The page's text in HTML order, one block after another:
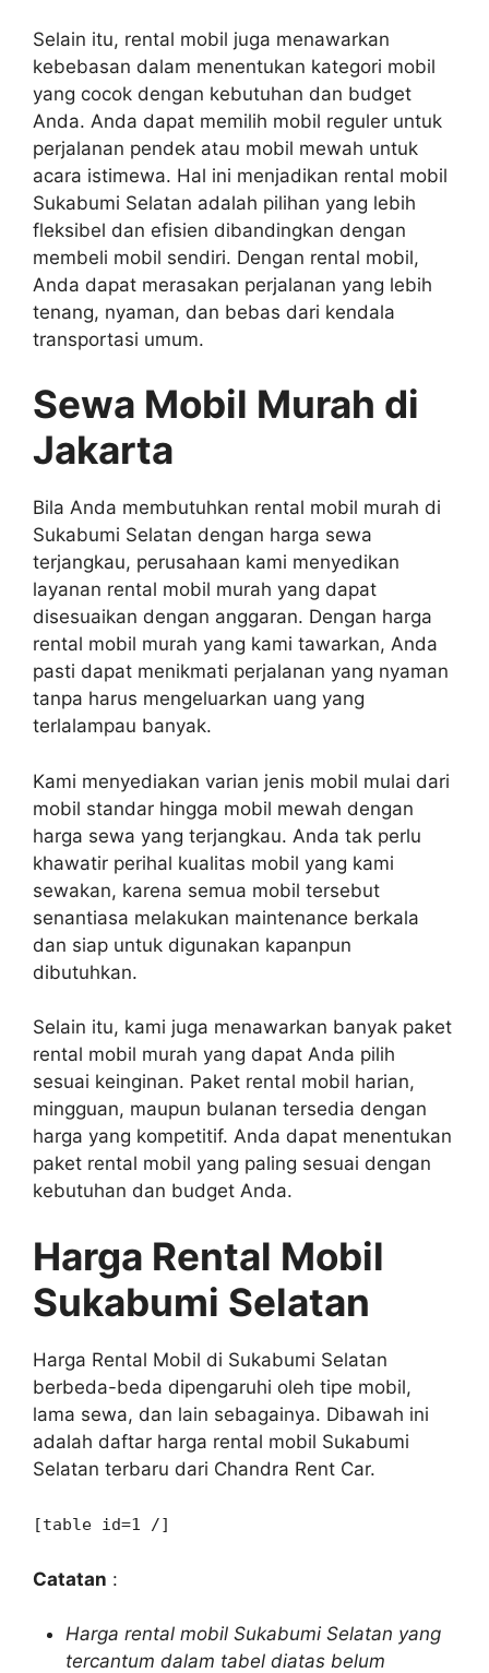
Selain itu, rental mobil juga menawarkan
kebebasan dalam menentukan kategori mobil
yang cocok dengan kebutuhan dan budget
Anda. Anda dapat memilih mobil reguler untuk
perjalanan pendek atau mobil mewah untuk
acara istimewa. Hal ini menjadikan rental mobil
Sukabumi Selatan adalah pilihan yang lebih
fleksibel dan efisien dibandingkan dengan
membeli mobil sendiri. Dengan rental mobil,
Anda dapat merasakan perjalanan yang lebih
tenang, nyaman, dan bebas dari kendala
transportasi umum.
Sewa Mobil Murah di
Jakarta
Bila Anda membutuhkan rental mobil murah di
Sukabumi Selatan dengan harga sewa
terjangkau, perusahaan kami menyedikan
layanan rental mobil murah yang dapat
disesuaikan dengan anggaran. Dengan harga
rental mobil murah yang kami tawarkan, Anda
pasti dapat menikmati perjalanan yang nyaman
tanpa harus mengeluarkan uang yang
terlalampau banyak.
Kami menyediakan varian jenis mobil mulai dari
mobil standar hingga mobil mewah dengan
harga sewa yang terjangkau. Anda tak perlu
khawatir perihal kualitas mobil yang kami
sewakan, karena semua mobil tersebut
senantiasa melakukan maintenance berkala
dan siap untuk digunakan kapanpun
dibutuhkan.
Selain itu, kami juga menawarkan banyak paket
rental mobil murah yang dapat Anda pilih
sesuai keinginan. Paket rental mobil harian,
mingguan, maupun bulanan tersedia dengan
harga yang kompetitif. Anda dapat menentukan
paket rental mobil yang paling sesuai dengan
kebutuhan dan budget Anda.
Harga Rental Mobil
Sukabumi Selatan
Harga Rental Mobil di Sukabumi Selatan
berbeda-beda dipengaruhi oleh tipe mobil,
lama sewa, dan lain sebagainya. Dibawah ini
adalah daftar harga rental mobil Sukabumi
Selatan terbaru dari Chandra Rent Car.
[table id=1 /]
Catatan :
Harga rental mobil Sukabumi Selatan yang
tercantum dalam tabel diatas belum